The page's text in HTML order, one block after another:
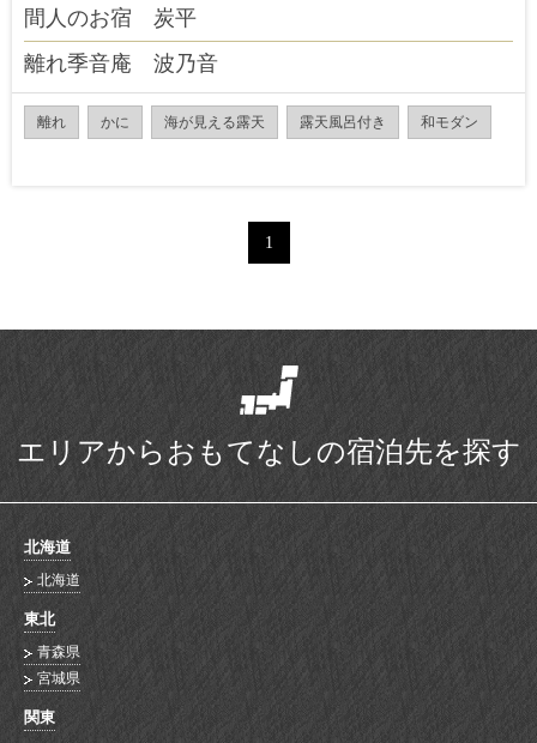
間人のお宿 炭平
離れ季音庵 波乃音
離れ かに 海が見える露天 露天風呂付き 和モダン
1
エリアからおもてなしの宿泊先を探す
北海道
北海道
東北
青森県
宮城県
関東